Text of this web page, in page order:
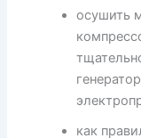
осушить
как